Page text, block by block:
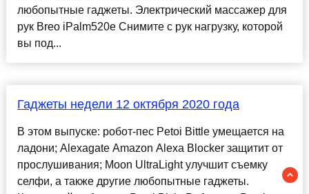
любопытные гаджеты. Электрический массажер для
рук Breo iPalm520e Снимите с рук нагрузку, которой
вы под...
Гаджеты недели 12 октября 2020 года
В этом выпуске: робот-пес Petoi Bittle умещается на
ладони; Alexagate Amazon Alexa Blocker защитит от
прослушивания; Moon UltraLight улучшит съемку
селфи, а также другие любопытные гаджеты.